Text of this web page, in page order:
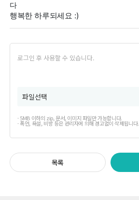
다
행복한 하루되세요 :)
· 5MB 이하의 zip, 문서, 이미지 파일만 가능합니다.
· 폭언, 욕설, 비방 등은 관리자에 의해 경고없이 삭제됩니다.
목록